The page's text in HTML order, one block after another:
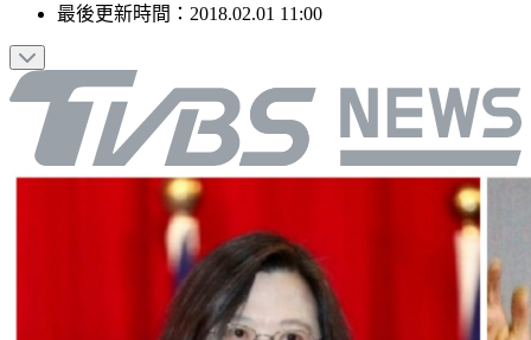
最後更新時間： 2018.02.01 11:00